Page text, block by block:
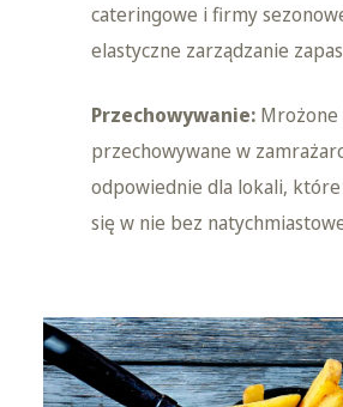
cateringowe i firmy
elastyczne zarządzanie
Przechowywanie:
przechowywane w
odpowiednie dla lokali,
się w nie bez